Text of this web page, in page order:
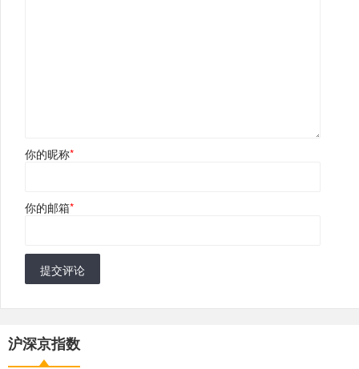
你的昵称*
你的邮箱*
提交评论
沪深京指数